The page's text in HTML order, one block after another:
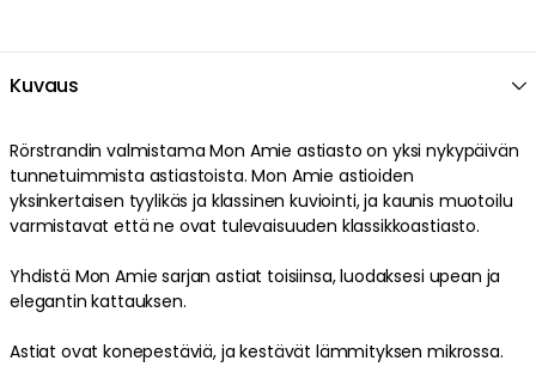
Kuvaus
Rörstrandin valmistama Mon Amie astiasto on yksi nykypäivän
tunnetuimmista astiastoista. Mon Amie astioiden
yksinkertaisen tyylikäs ja klassinen kuviointi, ja kaunis muotoilu
varmistavat että ne ovat tulevaisuuden klassikkoastiasto.
Yhdistä Mon Amie sarjan astiat toisiinsa, luodaksesi upean ja
elegantin kattauksen.
Astiat ovat konepestäviä, ja kestävät lämmityksen mikrossa.